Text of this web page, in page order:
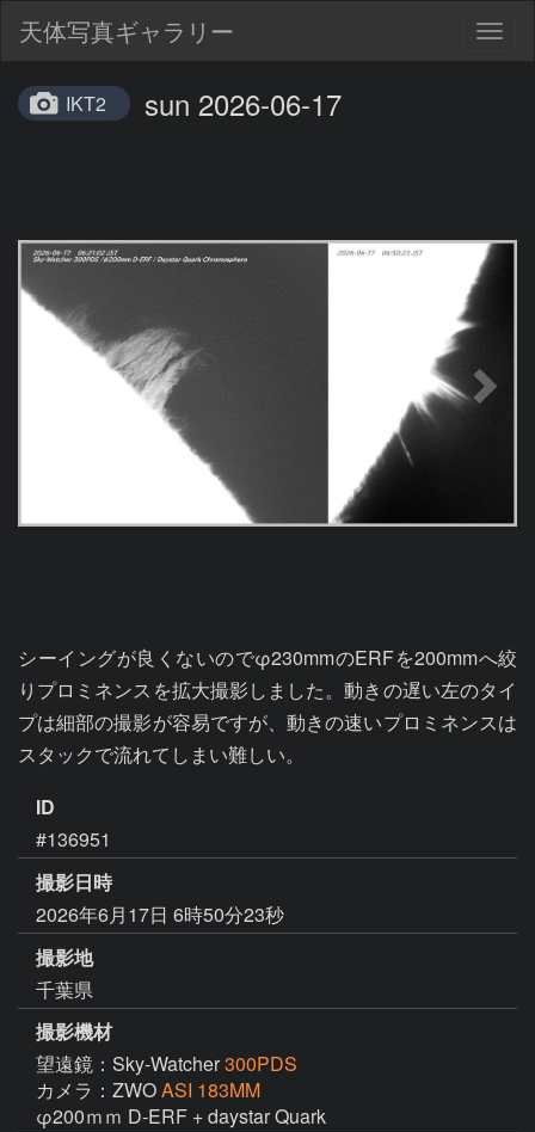
天体写真ギャラリー
IKT2 sun 2026-06-17
シーイングが良くないのでφ230mmのERFを200mmへ絞
りプロミネンスを拡大撮影しました。動きの遅い左のタイ
プは細部の撮影が容易ですが、動きの速いプロミネンスは
スタックで流れてしまい難しい。
ID
#136951
撮影日時
2026年6月17日 6時50分23秒
撮影地
千葉県
撮影機材
望遠鏡：Sky-Watcher300PDS
カメラ：ZWOASI 183MM
φ200ｍｍ D-ERF + daystar Quark